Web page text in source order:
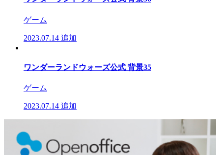
ゲーム
2023.07.14 追加
ワンダーランドウォーズ公式 背景35
ゲーム
2023.07.14 追加